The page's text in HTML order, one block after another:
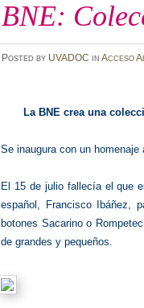
BNE:
Posted by UVADOC in Acceso
La BNE crea una
Se inaugura con un
El 15 de julio fallecía el que
español, Francisco Ibáñez,
botones Sacarino o
de grandes y pequeños.